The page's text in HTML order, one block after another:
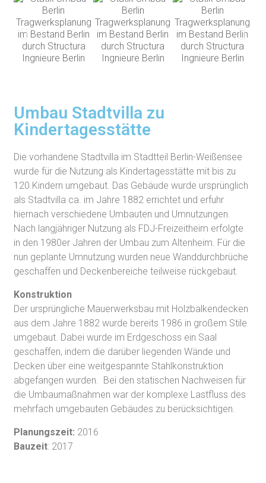
Umbau Stadtvilla zu
Kindertagesstätte
Die vorhandene Stadtvilla im Stadtteil Berlin-Weißensee
wurde für die Nutzung als Kindertagesstätte mit bis zu
120 Kindern umgebaut. Das Gebäude wurde ursprünglich
als Stadtvilla ca. im Jahre 1882 errichtet und erfuhr
hiernach verschiedene Umbauten und Umnutzungen.
Nach langjähriger Nutzung als FDJ-Freizeitheim erfolgte
in den 1980er Jahren der Umbau zum Altenheim. Für die
nun geplante Umnutzung wurden neue Wanddurchbrüche
geschaffen und Deckenbereiche teilweise rückgebaut.
Konstruktion
Der ursprüngliche Mauerwerksbau mit Holzbalkendecken
aus dem Jahre 1882 wurde bereits 1986 in großem Stile
umgebaut. Dabei wurde im Erdgeschoss ein Saal
geschaffen, indem die darüber liegenden Wände und
Decken über eine weitgespannte Stahlkonstruktion
abgefangen wurden. Bei den statischen Nachweisen für
die Umbaumaßnahmen war der komplexe Lastfluss des
mehrfach umgebauten Gebäudes zu berücksichtigen.
Planungszeit: 2016
Bauzeit: 2017